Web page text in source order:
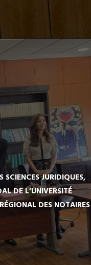
SCIENCES JURIDIQUES,
DE L’UNIVERSITÉ
DES NOTAIRES